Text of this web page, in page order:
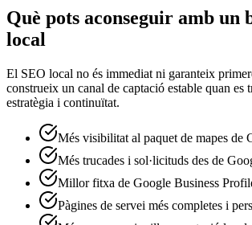
Què pots aconseguir amb un
local
El SEO local no és immediat ni garanteix
construeix un canal de captació estable quan es
estratègia i continuïtat.
Més visibilitat al paquet de mapes de
Més trucades i sol·licituds des de
Millor fitxa de Google Business
Pàgines de servei més completes i